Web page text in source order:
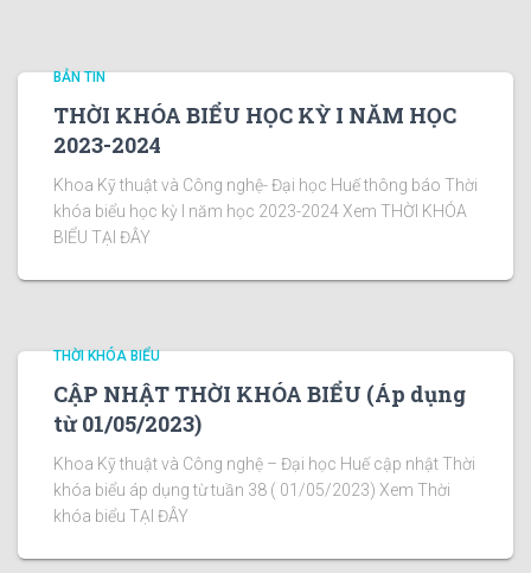
BẢN TIN
THỜI KHÓA BIỂU HỌC KỲ I NĂM HỌC
2023-2024
Khoa Kỹ thuật và Công nghệ- Đại học Huế thông báo Thời
khóa biểu học kỳ I năm học 2023-2024 Xem THỜI KHÓA
BIỂU TẠI ĐÂY
THỜI KHÓA BIỂU
CẬP NHẬT THỜI KHÓA BIỂU (Áp dụng
từ 01/05/2023)
Khoa Kỹ thuật và Công nghệ – Đại học Huế cập nhật Thời
khóa biểu áp dụng từ tuần 38 ( 01/05/2023) Xem Thời
khóa biểu TẠI ĐÂY